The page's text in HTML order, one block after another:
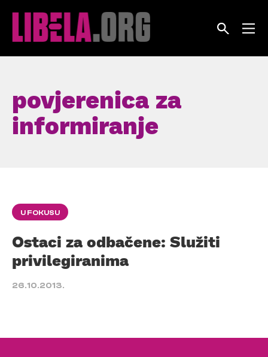
povjerenica za
informiranje
U FOKUSU
Ostaci za odbačene: Služiti
privilegiranima
26.10.2013.